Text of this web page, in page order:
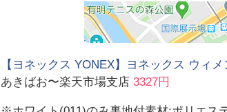
【ヨネックス YONEX】ヨネックス ウィ
あきばお〜楽天市場支店 3327円